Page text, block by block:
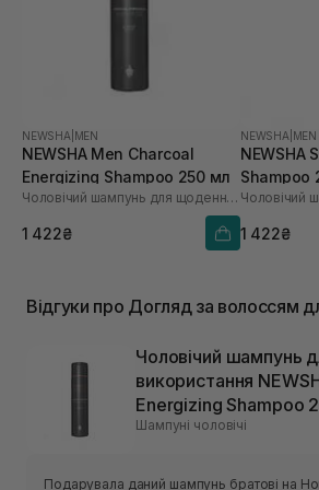
NEWSHA| MEN
NEWSHA Men Charcoal
Energizing Shampoo 250 мл
Чоловічий шампунь для щоденного використання
1 422₴
NEWSHA| MEN
NEWSHA
Shampoo
1 422₴
Відгуки про Догляд за волоссям
Чоловічий шампунь
використання
Energizing Shampoo
Шампуні чоловічі
Подарувала даний шампунь братові на